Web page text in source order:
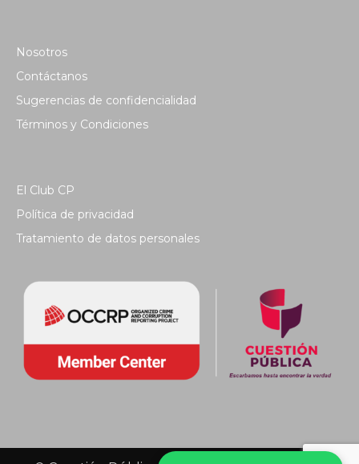
Nosotros
Contáctanos
Sugerencias de confidencialidad
Términos y Condiciones
El Club CP
Política de privacidad
Tratamiento de datos personales